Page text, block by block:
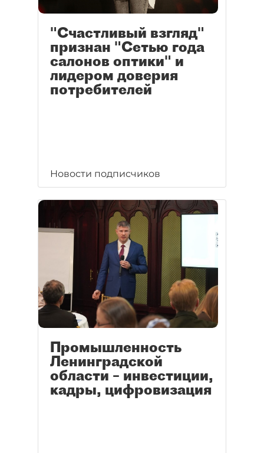
"Счастливый взгляд"
признан "Сетью года
салонов оптики" и
лидером доверия
потребителей
Новости подписчиков
Промышленность
Ленинградской
области – инвестиции,
кадры, цифровизация